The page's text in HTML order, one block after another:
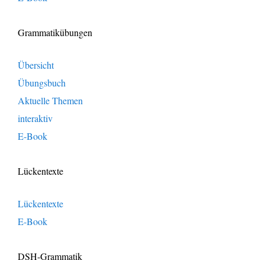
Grammatikübungen
Übersicht
Übungsbuch
Aktuelle Themen
interaktiv
E-Book
Lückentexte
Lückentexte
E-Book
DSH-Grammatik